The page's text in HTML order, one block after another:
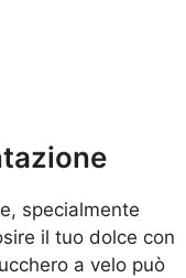
specialmente
il tuo dolce con
a velo può